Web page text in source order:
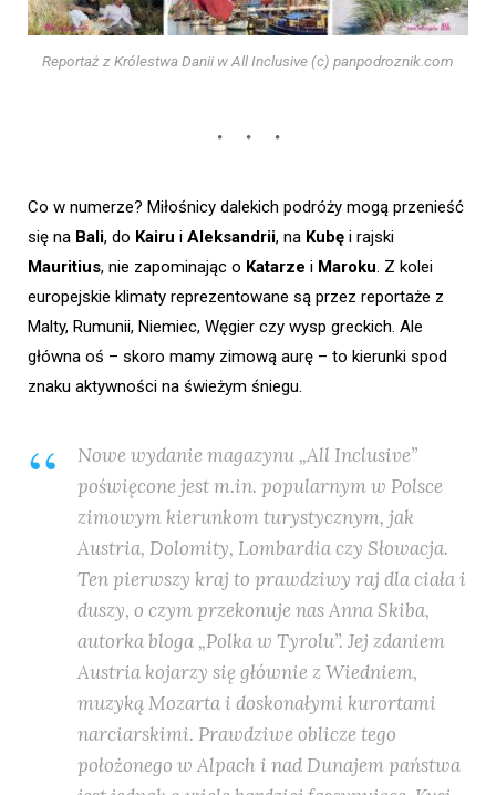
Reportaż z Królestwa Danii w All Inclusive (c) panpodroznik.com
Co w numerze? Miłośnicy dalekich podróży mogą przenieść
się na Bali, do Kairu i Aleksandrii, na Kubę i rajski
Mauritius, nie zapominając o Katarze i Maroku. Z kolei
europejskie klimaty reprezentowane są przez reportaże z
Malty, Rumunii, Niemiec, Węgier czy wysp greckich. Ale
główna oś – skoro mamy zimową aurę – to kierunki spod
znaku aktywności na świeżym śniegu.
Nowe wydanie magazynu „All Inclusive”
poświęcone jest m.in. popularnym w Polsce
zimowym kierunkom turystycznym, jak
Austria, Dolomity, Lombardia czy Słowacja.
Ten pierwszy kraj to prawdziwy raj dla ciała i
duszy, o czym przekonuje nas Anna Skiba,
autorka bloga „Polka w Tyrolu”. Jej zdaniem
Austria kojarzy się głównie z Wiedniem,
muzyką Mozarta i doskonałymi kurortami
narciarskimi. Prawdziwe oblicze tego
położonego w Alpach i nad Dunajem państwa